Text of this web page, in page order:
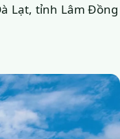
Lạt, tỉnh Lâm Đồng